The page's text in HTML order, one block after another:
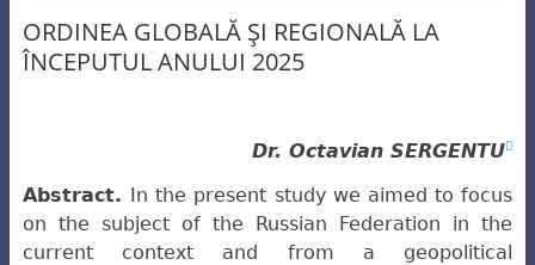
ORDINEA GLOBALĂ ŞI REGIONALĂ LA
ÎNCEPUTUL ANULUI 2025
Dr. Octavian SERGENTU
Abstract. In the present study we aimed to focus
on the subject of the Russian Federation in the
current context and from a geopolitical